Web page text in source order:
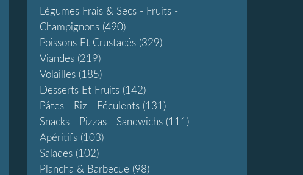
Légumes Frais & Secs - Fruits -
Champignons (490)
Poissons Et Crustacés (329)
Viandes (219)
Volailles (185)
Desserts Et Fruits (142)
Pâtes - Riz - Féculents (131)
Snacks - Pizzas - Sandwichs (111)
Apéritifs (103)
Salades (102)
Plancha & Barbecue (98)